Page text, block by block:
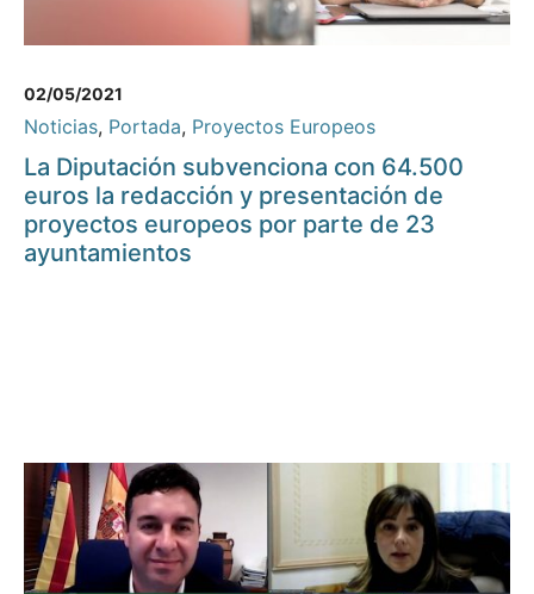
02/05/2021
Noticias, Portada, Proyectos Europeos
La Diputación subvenciona con 64.500
euros la redacción y presentación de
proyectos europeos por parte de 23
ayuntamientos